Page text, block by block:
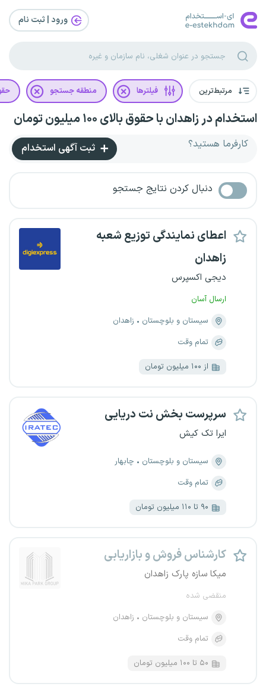
ورود | ثبت‌ نام
مرتبط‌ترین فیلترها منطقه جستجو
استخدام در زاهدان با حقوق بالای ۱۰۰ میلیون تومان
کارفرما هستید؟ ثبت آگهی استخدام
دنبال کردن نتایج جستجو
اعطای نمایندگی توزیع شعبه
زاهدان
دیجی اکسپرس
ارسال آسان
سیستان و بلوچستان
زاهدان
تمام وقت
از ۱۰۰ میلیون تومان
سرپرست بخش نت دریایی
ایرا تک کیش
سیستان و بلوچستان
چابهار
تمام وقت
۹۰ تا ۱۱۰ میلیون تومان
کارشناس فروش و بازاریابی
میکا سازه پارک زاهدان
منقضی شده
سیستان و بلوچستان
زاهدان
تمام وقت
۵۰ تا ۱۰۰ میلیون تومان